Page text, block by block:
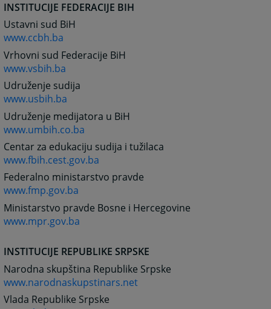
INSTITUCIJE FEDERACIJE BIH
Ustavni sud BiH
www.ccbh.ba
Vrhovni sud Federacije BiH
www.vsbih.ba
Udruženje sudija
www.usbih.ba
Udruženje medijatora u BiH
www.umbih.co.ba
Centar za edukaciju sudija i tužilaca
www.fbih.cest.gov.ba
Federalno ministarstvo pravde
www.fmp.gov.ba
Ministarstvo pravde Bosne i Hercegovine
www.mpr.gov.ba
INSTITUCIJE REPUBLIKE SRPSKE
Narodna skupština Republike Srpske
www.narodnaskupstinars.net
Vlada Republike Srpske